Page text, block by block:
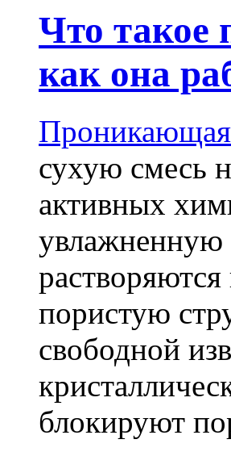
Что такое
как она
Проникающая
сухую смесь
активных
увлажненную
пористую
свободной
блокируют